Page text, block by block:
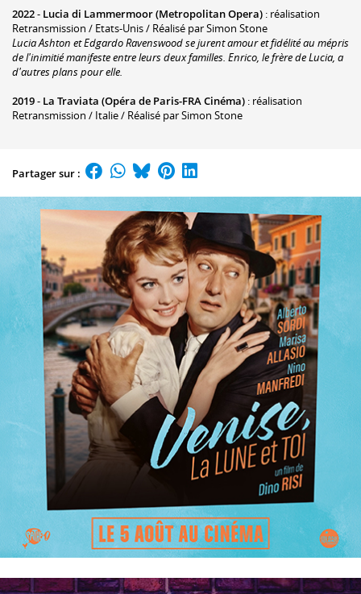
2022- Lucia di Lammermoor (Metropolitan Opera) : réalisation
Retransmission / Etats-Unis / Réalisé par Simon Stone
Lucia Ashton et Edgardo Ravenswood se jurent amour et fidélité au mépris
de l'inimitié manifeste entre leurs deux familles. Enrico, le frère de Lucia, a
d'autres plans pour elle.
2019- La Traviata (Opéra de Paris-FRA Cinéma) : réalisation
Retransmission / Italie / Réalisé par Simon Stone
Partager sur :